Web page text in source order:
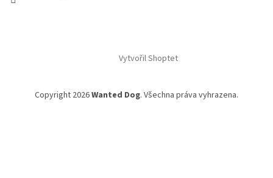
Vytvořil Shoptet
Copyright 2026Wanted Dog. Všechna práva vyhrazena.